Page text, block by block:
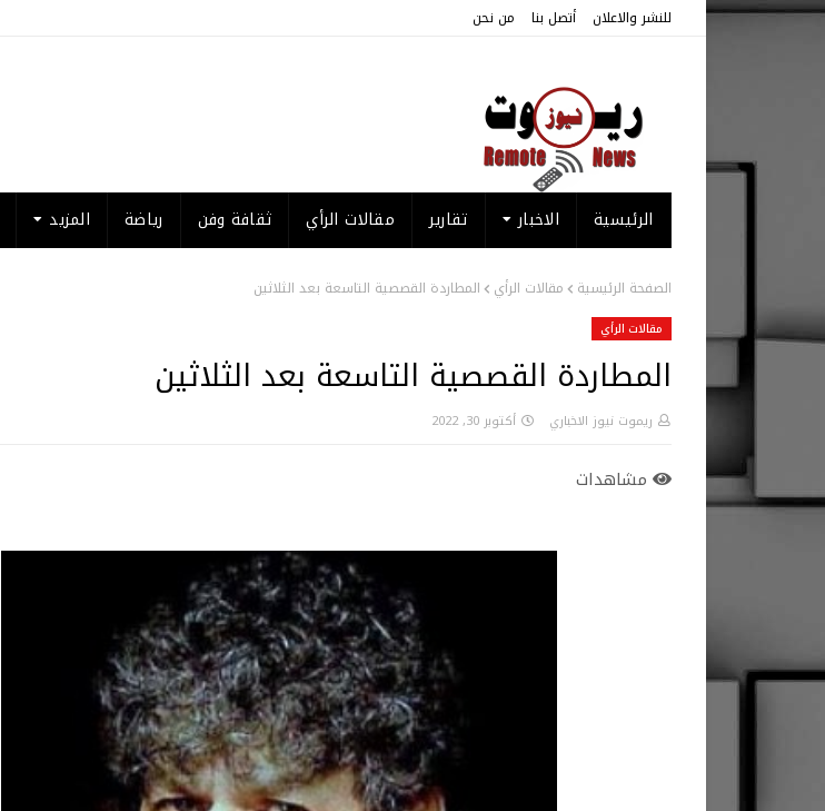
للنشر والاعلان أتصل بنا من نحن
الرئيسية الاخبار تقارير مقالات الرأي ثقافة وفن رياضة المزيد
الصفحة الرئيسية مقالات الرأي المطاردة القصصية التاسعة بعد الثلاثين
مقالات الرأي
المطاردة القصصية التاسعة بعد الثلاثين
ريموت نيوز الاخباري أكتوبر 30, 2022
مشاهدات